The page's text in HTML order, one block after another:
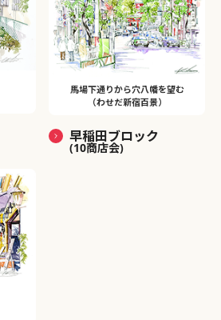
馬場下通りから穴八幡を望む
（わせだ新宿百景）
早稲田ブロック
(10商店会)